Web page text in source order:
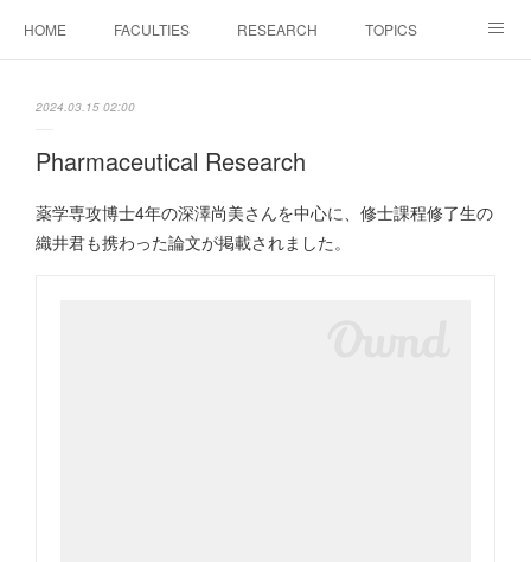
HOME FACULTIES RESEARCH TOPICS
2024.03.15 02:00
Pharmaceutical Research
薬学専攻博士4年の深澤尚美さんを中心に、修士課程修了生の
織井君も携わった論文が掲載されました。